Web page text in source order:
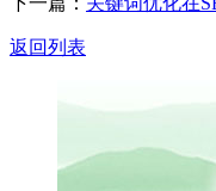
返回列表